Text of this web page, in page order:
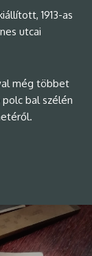
1913-as
utcai
még többet
bal szélén